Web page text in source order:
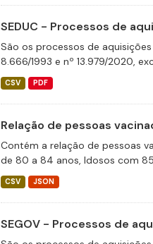
SEDUC - Processos de
São os processos de
8.666/1993 e nº 13.979/2020,
CSV PDF
Relação de pessoas
Contém a relação de pessoas
de 80 a 84 anos, Idosos com
CSV JSON
SEGOV - Processos de